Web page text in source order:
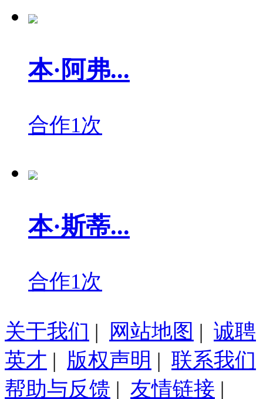
本·阿弗...
合作1次
本·斯蒂...
合作1次
关于我们 | 网站地图 | 诚聘
英才 | 版权声明 | 联系我们
帮助与反馈 | 友情链接 |